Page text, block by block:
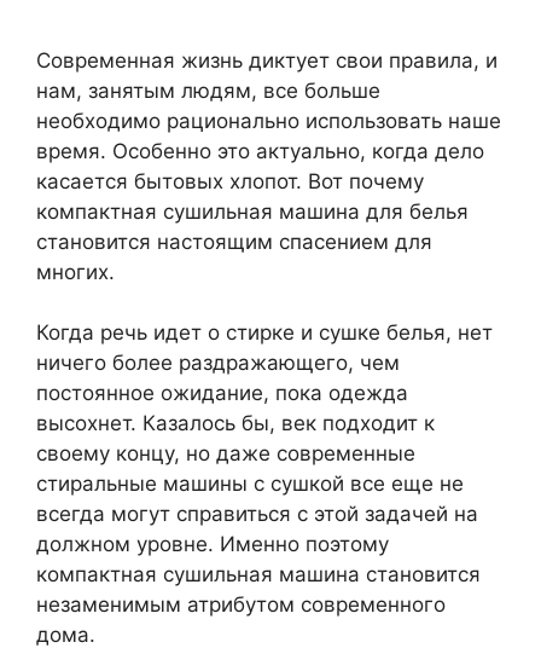
Современная жизнь диктует свои правила, и
нам, занятым людям, все больше
необходимо рационально использовать наше
время. Особенно это актуально, когда дело
касается бытовых хлопот. Вот почему
компактная сушильная машина для белья
становится настоящим спасением для
многих.
Когда речь идет о стирке и сушке белья, нет
ничего более раздражающего, чем
постоянное ожидание, пока одежда
высохнет. Казалось бы, век подходит к
своему концу, но даже современные
стиральные машины с сушкой все еще не
всегда могут справиться с этой задачей на
должном уровне. Именно поэтому
компактная сушильная машина становится
незаменимым атрибутом современного
дома.